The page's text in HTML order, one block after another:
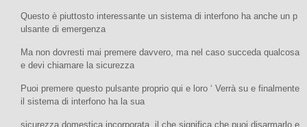
Questo è piuttosto interessante un sistema di interfono ha anche un p
ulsante di emergenza
Ma non dovresti mai premere davvero, ma nel caso succeda qualcosa
e devi chiamare la sicurezza
Puoi premere questo pulsante proprio qui e loro ‘ Verrà su e finalmente
il sistema di interfono ha la sua
sicurezza domestica incorporata, il che significa che puoi disarmarlo e